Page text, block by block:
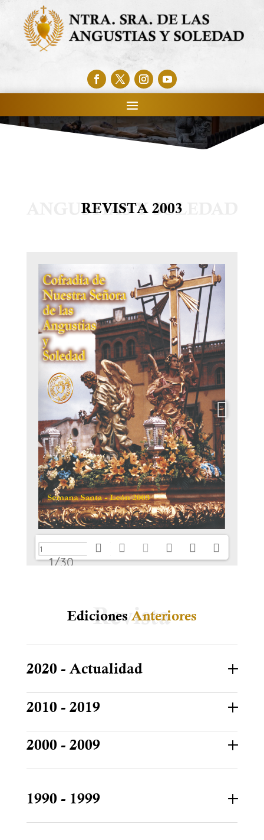
REVISTA 2003
1/30
Ediciones Anteriores
2020 - Actualidad
2010 - 2019
2000 - 2009
1990 - 1999